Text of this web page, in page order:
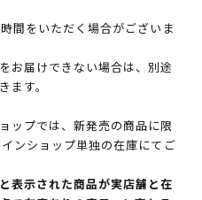
間をいただく場合がございま
お届けできない場合は、別途
ます。
ップでは、新発売の商品に限
ンショップ単独の在庫にてご
表示された商品が実店舗と在